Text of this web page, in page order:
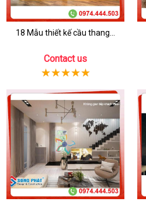
18 Mẫu thiết kế cầu thang...
Contact us